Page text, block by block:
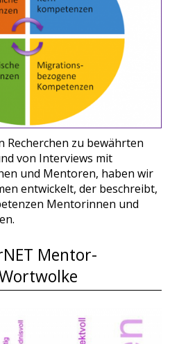
Recherchen zu bewährten
von Interviews mit
und Mentoren, haben wir
entwickelt, der beschreibt,
Mentorinnen und
Mentor-